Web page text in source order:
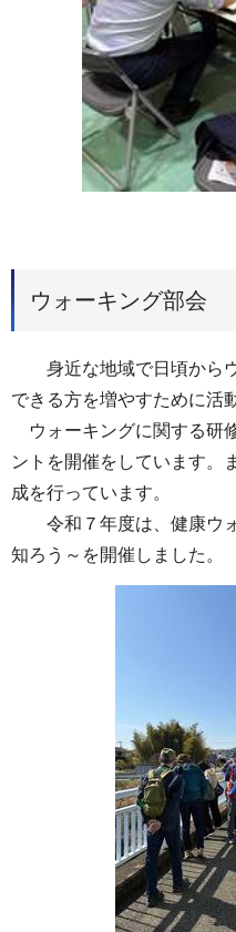
ウォーキング部会
身近な地域で日頃からウ
できる方を増やすために活
ウォーキングに関する研
ントを開催をしています。
成を行っています。
令和７年度は、健康ウォ
知ろう～を開催しました。